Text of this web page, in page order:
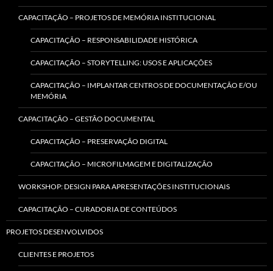
CAPACITAÇÃO – PROJETOS DE MEMÓRIA INSTITUCIONAL
CAPACITAÇÃO – RESPONSABILIDADE HISTÓRICA
CAPACITAÇÃO – STORYTELLING: USOS E APLICAÇÕES
CAPACITAÇÃO – IMPLANTAR CENTROS DE DOCUMENTAÇÃO E/OU
MEMÓRIA
CAPACITAÇÃO – GESTÃO DOCUMENTAL
CAPACITAÇÃO – PRESERVAÇÃO DIGITAL
CAPACITAÇÃO – MICROFILMAGEM E DIGITALIZAÇÃO
WORKSHOP: DESIGN PARA APRESENTAÇÕES INSTITUCIONAIS
CAPACITAÇÃO – CURADORIA DE CONTEÚDOS
PROJETOS DESENVOLVIDOS
CLIENTES E PROJETOS